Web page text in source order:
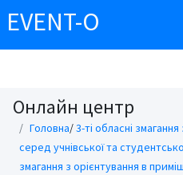
EVENT-O
Онлайн центр
Головна/3-ті обласні
серед учнівської та
змагання з орієнтування в